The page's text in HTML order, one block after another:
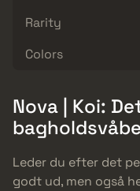
Rarity
Colors
Nova | Koi:
Leder du efter det
godt ud, men også